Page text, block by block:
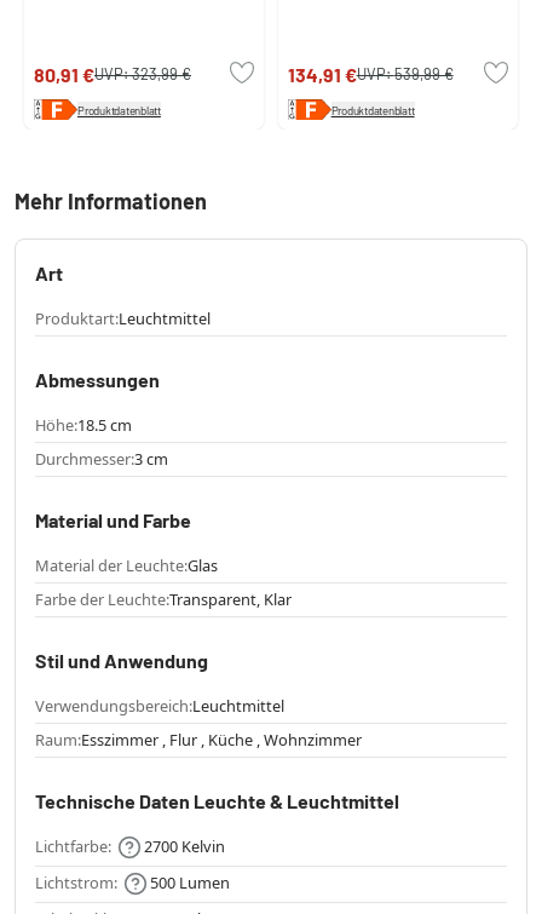
80,91 €UVP:323,99 €
Produktdatenblatt
134,91 €UVP:539,99 €
Produktdatenblatt
Mehr Informationen
Art
Produktart:Leuchtmittel
Abmessungen
Höhe:18.5 cm
Durchmesser:3 cm
Material und Farbe
Material der Leuchte:Glas
Farbe der Leuchte:Transparent, Klar
Stil und Anwendung
Verwendungsbereich:Leuchtmittel
Raum:Esszimmer , Flur , Küche , Wohnzimmer
Technische Daten Leuchte & Leuchtmittel
Lichtfarbe:
2700 Kelvin
Lichtstrom:
500 Lumen